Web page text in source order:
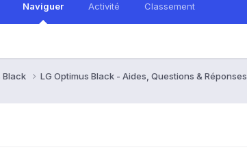
Naviguer Activité Classement
Black LG Optimus Black - Aides, Questions & Réponses